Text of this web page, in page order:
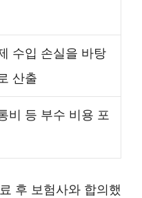
수입 손실을 바탕
산출
비 등 부수 비용 포
후 보험사와 합의했